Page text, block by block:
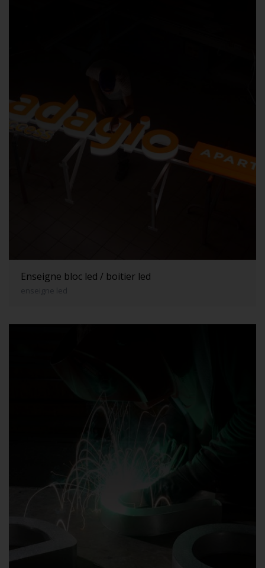
Enseigne bloc led / boitier led
enseigne led